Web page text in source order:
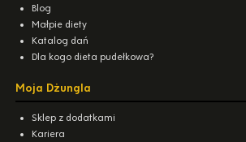
Blog
Małpie diety
Katalog dań
Dla kogo dieta pudełkowa?
Moja Dżungla
Sklep z dodatkami
Kariera